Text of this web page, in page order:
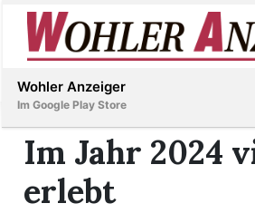
Immobilien
Inserieren
Im Jahr 2024
erlebt
Wohler Anzeiger
Im Google Play Store